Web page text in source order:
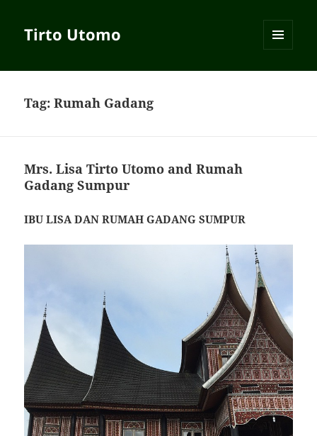
Tirto Utomo
Tag:Rumah Gadang
Mrs. Lisa Tirto Utomo and Rumah
Gadang Sumpur
IBU LISA DAN RUMAH GADANG SUMPUR